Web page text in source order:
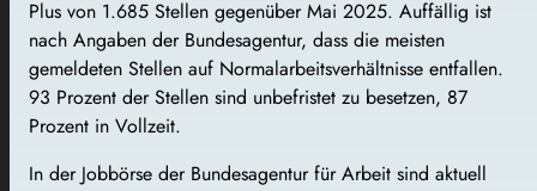
Plus von 1.685 Stellen gegenüber Mai 2025. Auffällig ist
nach Angaben der Bundesagentur, dass die meisten
gemeldeten Stellen auf Normalarbeitsverhältnisse entfallen.
93 Prozent der Stellen sind unbefristet zu besetzen, 87
Prozent in Vollzeit.
In der Jobbörse der Bundesagentur für Arbeit sind aktuell